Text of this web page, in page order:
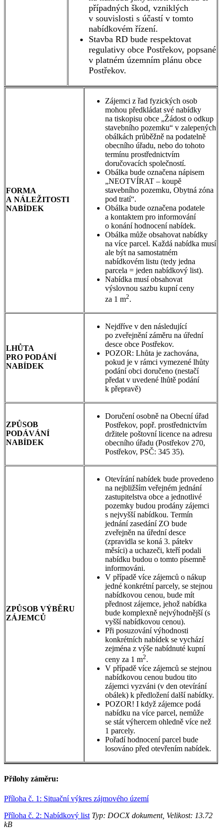
případných škod, vzniklých
v souvislosti s účastí v tomto
nabídkovém řízení.
Stavba RD bude respektovat
regulativy obce Postřekov, popsané
v platném územním plánu obce
Postřekov.
FORMA
A NÁLEŽITOSTI
NABÍDEK
Zájemci z řad fyzických osob
mohou předkládat své nabídky
na tiskopisu obce „Žádost o odkup
stavebního pozemku“ v zalepených
obálkách průběžně na podatelně
obecního úřadu, nebo do tohoto
termínu prostřednictvím
doručovacích společností.
Obálka bude označena nápisem
„NEOTVÍRAT – koupě
stavebního pozemku, Obytná zóna
pod tratí“.
Obálka bude označena podatele
a kontaktem pro informování
o konání hodnocení nabídek.
Obálka může obsahovat nabídky
na více parcel. Každá nabídka musí
ale být na samostatném
nabídkovém listu (tedy jedna
parcela = jeden nabídkový list).
Nabídka musí obsahovat
výslovnou sazbu kupní ceny
za 1 m2.
LHŮTA
PRO PODÁNÍ
NABÍDEK
Nejdříve v den následující
po zveřejnění záměru na úřední
desce obce Postřekov.
POZOR: Lhůta je zachována,
pokud je v rámci vymezené lhůty
podání obci doručeno (nestačí
předat v uvedené lhůtě podání
k přepravě)
ZPŮSOB
PODÁVÁNÍ
NABÍDEK
Doručení osobně na Obecní úřad
Postřekov, popř. prostřednictvím
držitele poštovní licence na adresu
obecního úřadu (Postřekov 270,
Postřekov, PSČ: 345 35).
ZPŮSOB VÝBĚRU
ZÁJEMCŮ
Otevírání nabídek bude provedeno
na nejbližším veřejném jednání
zastupitelstva obce a jednotlivé
pozemky budou prodány zájemci
s nejvyšší nabídkou. Termín
jednání zasedání ZO bude
zveřejněn na úřední desce
(zpravidla se koná 3. pátekv
měsíci) a uchazeči, kteří podali
nabídku budou o tomto písemně
informováni.
V případě více zájemců o nákup
jedné konkrétní parcely, se stejnou
nabídkovou cenou, bude mít
přednost zájemce, jehož nabídka
bude komplexně nejvýhodnější (s
vyšší nabídkovou cenou).
Při posuzování výhodnosti
konkrétních nabídek se vychází
zejména z výše nabídnuté kupní
ceny za 1 m2.
V případě více zájemců se stejnou
nabídkovou cenou budou tito
zájemci vyzváni (v den otevírání
obálek) k předložení další nabídky.
POZOR! I když zájemce podá
nabídku na více parcel, nemůže
se stát výhercem ohledně více než
1 parcely.
Pořadí hodnocení parcel bude
losováno před otevřením nabídek.
Přílohy záměru:
Příloha č. 1: Situační výkres zájmového území
Příloha č. 2: Nabídkový list Typ: DOCX dokument, Velikost: 13.72
kB